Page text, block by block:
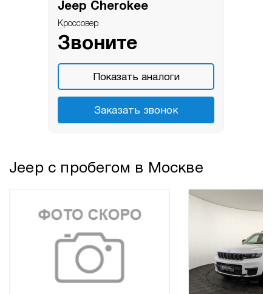
Jeep Cherokee
Кроссовер
Звоните
Показать аналоги
Заказать звонок
Jeep с пробегом в Москве